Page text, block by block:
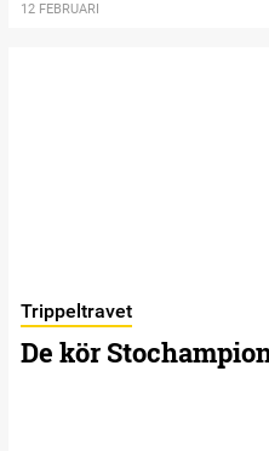
12 FEBRUARI
Trippeltravet
De kör